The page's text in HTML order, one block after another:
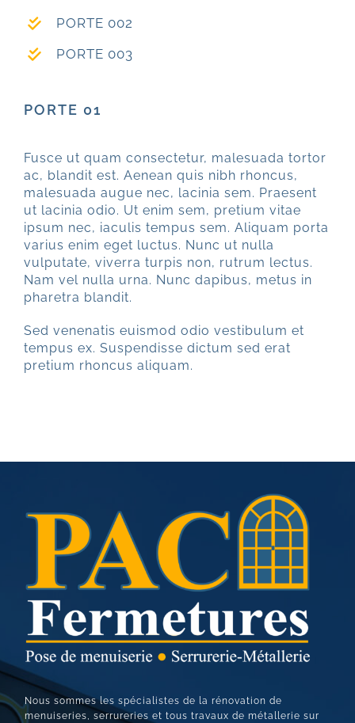
PORTE 002
PORTE 003
PORTE 01
Fusce ut quam consectetur, malesuada tortor
ac, blandit est. Aenean quis nibh rhoncus,
malesuada augue nec, lacinia sem. Praesent
ut lacinia odio. Ut enim sem, pretium vitae
ipsum nec, iaculis tempus sem. Aliquam porta
varius enim eget luctus. Nunc ut nulla
vulputate, viverra turpis non, rutrum lectus.
Nam vel nulla urna. Nunc dapibus, metus in
pharetra blandit.
Sed venenatis euismod odio vestibulum et
tempus ex. Suspendisse dictum sed erat
pretium rhoncus aliquam.
Nous sommes les spécialistes de la rénovation de
menuiseries, serrureries et tous travaux de métallerie sur